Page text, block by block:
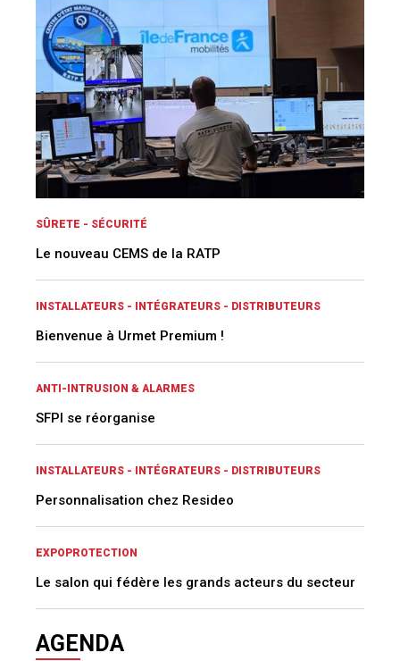
SÛRETE - SÉCURITÉ
Le nouveau CEMS de la RATP
INSTALLATEURS - INTÉGRATEURS - DISTRIBUTEURS
Bienvenue à Urmet Premium !
ANTI-INTRUSION & ALARMES
SFPI se réorganise
INSTALLATEURS - INTÉGRATEURS - DISTRIBUTEURS
Personnalisation chez Resideo
EXPOPROTECTION
Le salon qui fédère les grands acteurs du secteur
AGENDA